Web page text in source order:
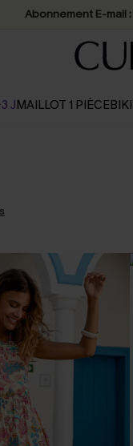
Abonnement E-mail
JMAILLOT 1 PIÈCE